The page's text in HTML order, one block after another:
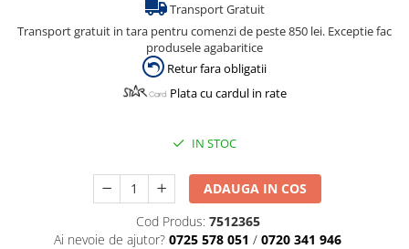
Transport Gratuit
Transport gratuit in tara pentru comenzi de peste 850 lei. Exceptie fac
produsele agabaritice
Retur fara obligatii
Plata cu cardul in rate
IN STOC
ADAUGA IN COS
Cod Produs: 7512365
Ai nevoie de ajutor? 0725 578 051 / 0720 341 946